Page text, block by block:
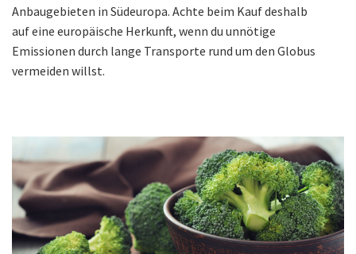
Anbaugebieten in Südeuropa. Achte beim Kauf deshalb
auf eine europäische Herkunft, wenn du unnötige
Emissionen durch lange Transporte rund um den Globus
vermeiden willst.